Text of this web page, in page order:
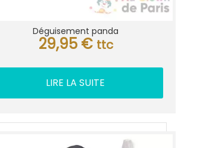
Déguisement panda
29,95 € ttc
LIRE LA SUITE